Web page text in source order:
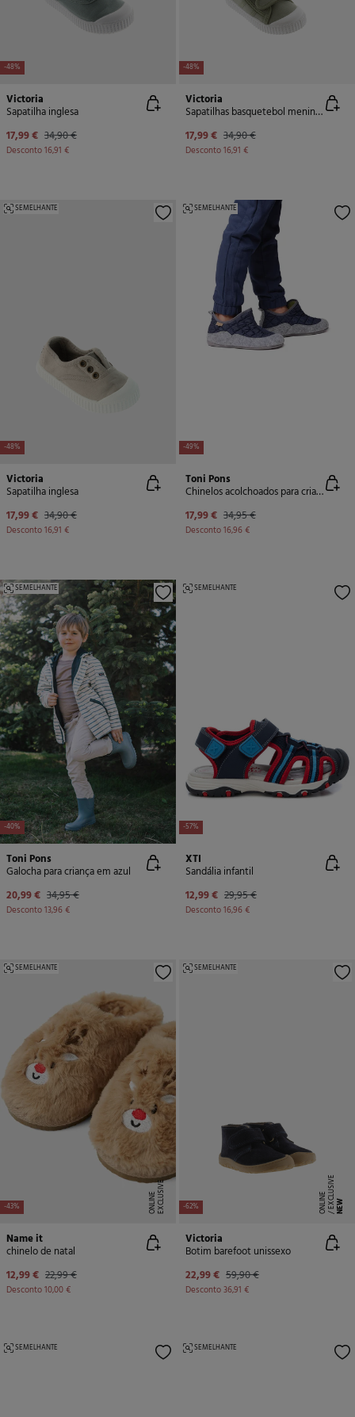
-48%
Victoria
Sapatilha inglesa
17,99 € 34,90 €
Desconto16,91 €
-48%
Victoria
Sapatilhas basquetebol meninos
17,99 € 34,90 €
Desconto16,91 €
-48%
SEMELHANTE
Victoria
Sapatilha inglesa
17,99 € 34,90 €
Desconto16,91 €
-49%
SEMELHANTE
Toni Pons
Chinelos acolchoados para criança em azul-marinho
17,99 € 34,95 €
Desconto16,96 €
-40%
SEMELHANTE
Toni Pons
Galocha para criança em azul
20,99 € 34,95 €
Desconto13,96 €
-57%
SEMELHANTE
XTI
Sandália infantil
12,99 € 29,95 €
Desconto16,96 €
-43% E
X
C
L
U
SI
V
E
O
N
LI
N
E
SEMELHANTE
Name it
chinelo de natal
12,99 € 22,99 €
Desconto10,00 €
-62% NEW
E
X
C
L
U
SI
V
E
O
N
LI
N
E
SEMELHANTE
Victoria
Botim barefoot unissexo
22,99 € 59,90 €
Desconto36,91 €
SEMELHANTE SEMELHANTE